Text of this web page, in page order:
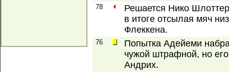
78
Решается Нико
в итоге отсылая мяч
Флеккена.
76
Попытка Адейеми
чужой штрафной, но
Андрих.